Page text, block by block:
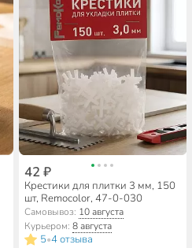
42 ₽
Крестики для плитки 3 мм, 150
шт, Remocolor, 47-0-030
Самовывоз: 10 августа
Курьером: 8 августа
5•4 отзыва